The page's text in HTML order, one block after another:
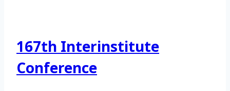
167th Interinstitute
Conference